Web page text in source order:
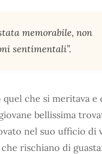
memorabile, non
sentimentali”.
che si meritava e
bellissima
nel suo ufficio di
rischiano di